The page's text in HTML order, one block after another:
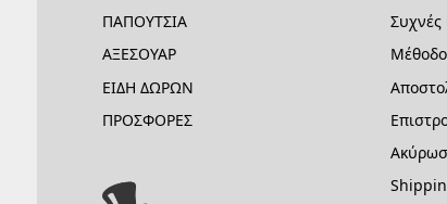
ΠΑΠΟΥΤΣΙΑ
ΑΞΕΣΟΥΑΡ
ΕΙΔΗ ΔΩΡΩΝ
ΠΡΟΣΦΟΡΕΣ
Συχνές